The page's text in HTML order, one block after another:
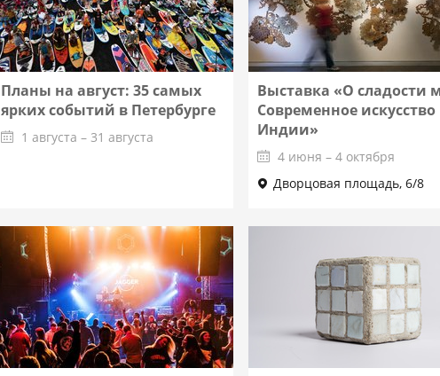
Планы на август: 35 самых
ярких событий в Петербурге
1 августа – 31 августа
Подробнее
Выставка «О сладости
Современное искусство
Индии»
4 июня – 4 октября
Дворцовая площадь, 6/8